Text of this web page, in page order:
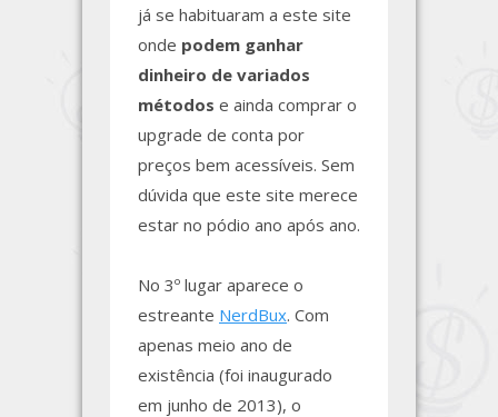
já se habituaram a este site
onde podem ganhar
dinheiro de variados
métodos e ainda comprar o
upgrade de conta por
preços bem acessíveis. Sem
dúvida que este site merece
estar no pódio ano após ano.
No 3º lugar aparece o
estreante NerdBux. Com
apenas meio ano de
existência (foi inaugurado
em junho de 2013), o